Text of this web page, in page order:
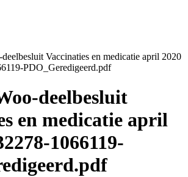
19
Vaccinaties en medicatie april 2020
PDO_Geredigeerd.pdf
deelbesluit
en medicatie april
1066119-